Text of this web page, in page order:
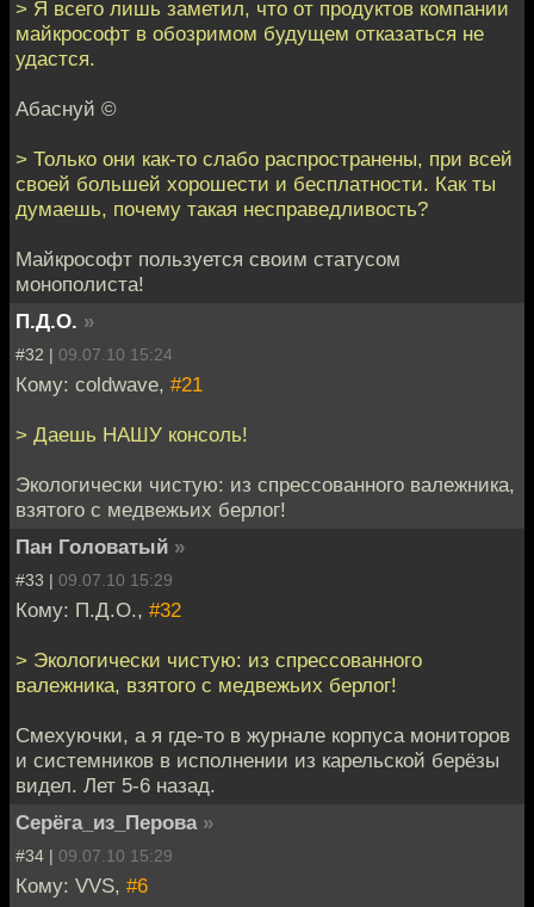
> Я всего лишь заметил, что от продуктов компании
майкрософт в обозримом будущем отказаться не
удастся.
Абаснуй ©
> Только они как-то слабо распространены, при всей
своей большей хорошести и бесплатности. Как ты
думаешь, почему такая несправедливость?
Майкрософт пользуется своим статусом
монополиста!
П.Д.О. »
#32 | 09.07.10 15:24
Кому: coldwave, #21
> Даешь НАШУ консоль!
Экологически чистую: из спрессованного валежника,
взятого с медвежьих берлог!
Пан Головатый »
#33 | 09.07.10 15:29
Кому: П.Д.О., #32
> Экологически чистую: из спрессованного
валежника, взятого с медвежьих берлог!
Смехуючки, а я где-то в журнале корпуса мониторов
и системников в исполнении из карельской берёзы
видел. Лет 5-6 назад.
Серёга_из_Перова »
#34 | 09.07.10 15:29
Кому: VVS, #6